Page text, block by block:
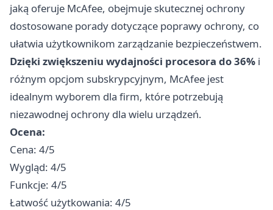
jaką oferuje McAfee, obejmuje skutecznej ochrony
dostosowane porady dotyczące poprawy ochrony, co
ułatwia użytkownikom zarządzanie bezpieczeństwem.
Dzięki zwiększeniu wydajności procesora do 36% i
różnym opcjom subskrypcyjnym, McAfee jest
idealnym wyborem dla firm, które potrzebują
niezawodnej ochrony dla wielu urządzeń.
Ocena:
Cena: 4/5
Wygląd: 4/5
Funkcje: 4/5
Łatwość użytkowania: 4/5